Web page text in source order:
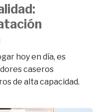
hoy en día, es
caseros
de alta capacidad.